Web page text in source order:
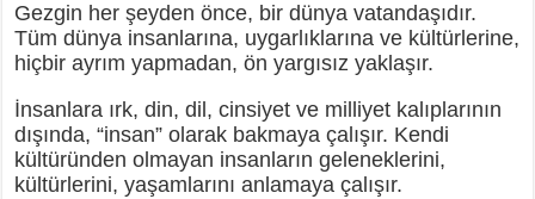
Gezgin her şeyden önce, bir dünya vatandaşıdır.
Tüm dünya insanlarına, uygarlıklarına ve kültürlerine,
hiçbir ayrım yapmadan, ön yargısız yaklaşır.
İnsanlara ırk, din, dil, cinsiyet ve milliyet kalıplarının
dışında, “insan” olarak bakmaya çalışır. Kendi
kültüründen olmayan insanların geleneklerini,
kültürlerini, yaşamlarını anlamaya çalışır.